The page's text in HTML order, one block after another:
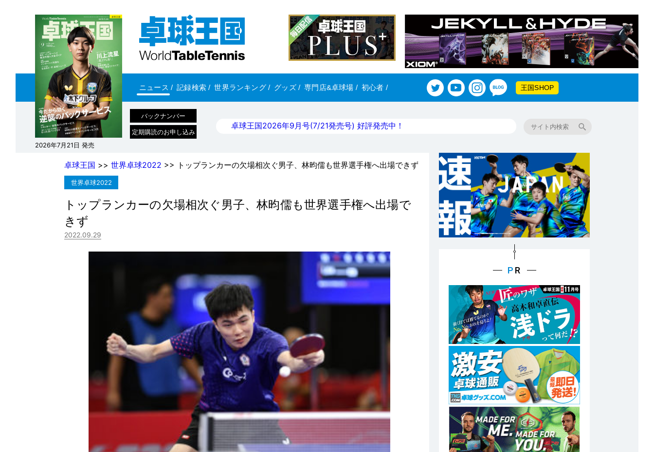
ニュース / 記録検索 / 世界ランキング/ グッズ/ 専門店&卓球場 / 初心者 / 王国SHOP
2026年7月21日 発売
バックナンバー
定期購読のお申し込み
卓球王国2026年9月号(7/21発売号) 好評発売中！
卓球王国 >> 世界卓球2022 >> トップランカーの欠場相次ぐ男子、林昀儒も世界選手権へ出場できず
世界卓球2022
トップランカーの欠場相次ぐ男子、林昀儒も世界選手権へ出場で
きず
2022.09.29